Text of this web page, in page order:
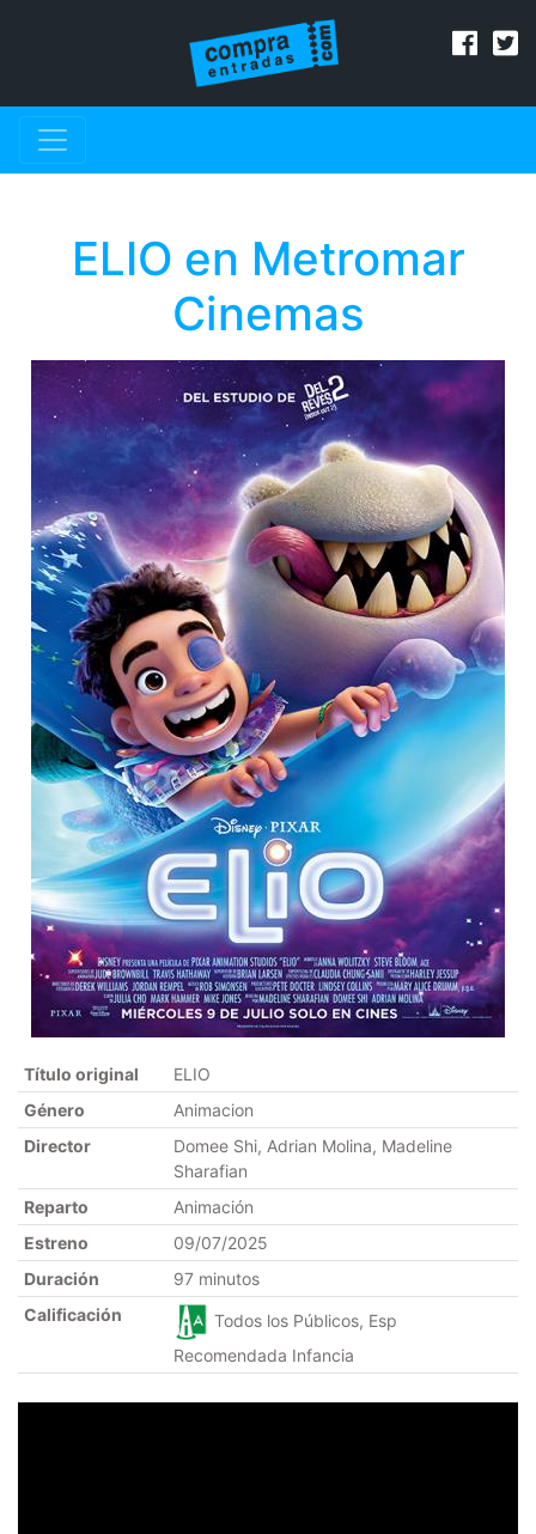
ELIO en Metromar
Cinemas
Título original
ELIO
Género
Animacion
Director
Domee Shi, Adrian Molina, Madeline
Sharafian
Reparto
Animación
Estreno
09/07/2025
Duración
97 minutos
Calificación
Todos los Públicos, Esp
Recomendada Infancia